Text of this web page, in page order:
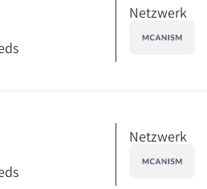
Netzwerk
Netzwerk